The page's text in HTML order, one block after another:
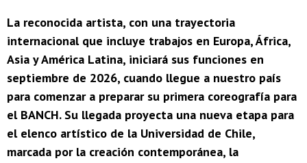
La reconocida artista, con una trayectoria
internacional que incluye trabajos en Europa, África,
Asia y América Latina, iniciará sus funciones en
septiembre de 2026, cuando llegue a nuestro país
para comenzar a preparar su primera coreografía para
el BANCH. Su llegada proyecta una nueva etapa para
el elenco artístico de la Universidad de Chile,
marcada por la creación contemporánea, la